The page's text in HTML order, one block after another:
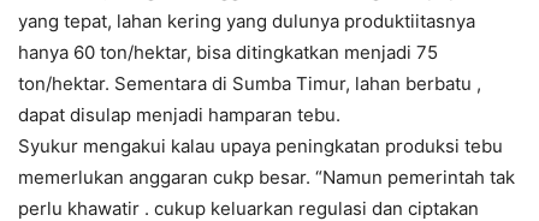
yang tepat, lahan kering yang dulunya produktiitasnya
hanya 60 ton/hektar, bisa ditingkatkan menjadi 75
ton/hektar. Sementara di Sumba Timur, lahan berbatu ,
dapat disulap menjadi hamparan tebu.
Syukur mengakui kalau upaya peningkatan produksi tebu
memerlukan anggaran cukp besar. “Namun pemerintah tak
perlu khawatir . cukup keluarkan regulasi dan ciptakan